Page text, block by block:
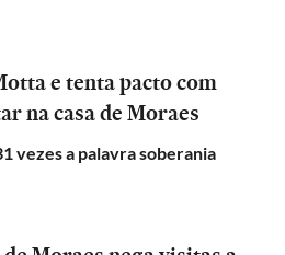
e tenta pacto com
na casa de Moraes
vezes a palavra soberania